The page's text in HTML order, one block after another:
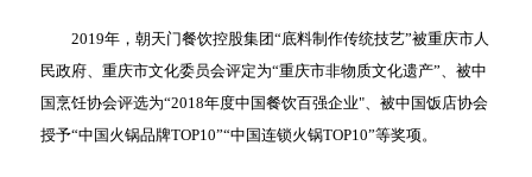
2019年，朝天门餐饮控股集团“底料制作传统技艺”被重庆市人
民政府、重庆市文化委员会评定为“重庆市非物质文化遗产”、被中
国烹饪协会评选为“2018年度中国餐饮百强企业"、被中国饭店协会
授予“中国火锅品牌TOP10”“中国连锁火锅TOP10”等奖项。